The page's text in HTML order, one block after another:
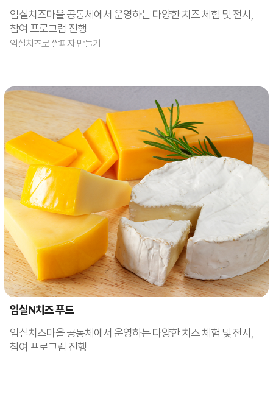
임실치즈마을 공동체에서 운영하는 다양한 치즈 체험 및 전시,
참여 프로그램 진행
임실치즈로 쌀피자 만들기
임실N치즈 푸드
임실치즈마을 공동체에서 운영하는 다양한 치즈 체험 및 전시,
참여 프로그램 진행